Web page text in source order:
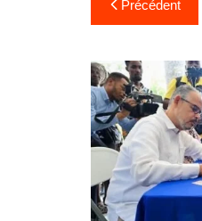
de
l’article
Précédent